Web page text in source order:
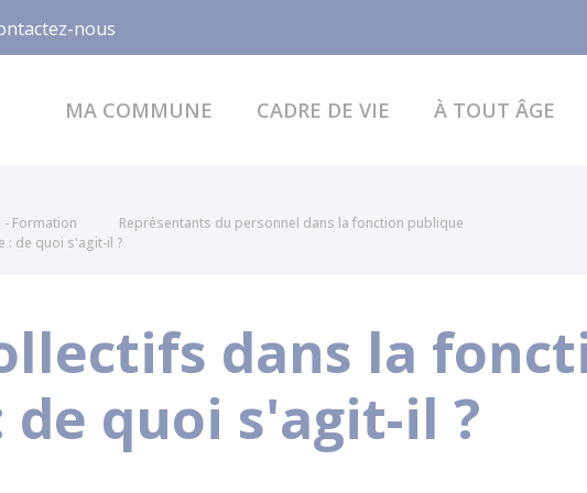
nous
MA COMMUNE CADRE DE VIE À TOUT ÂGE
- Formation
Représentants du personnel dans la fonction publique
: de quoi s'agit-il ?
dans la
quoi s'agit-il ?